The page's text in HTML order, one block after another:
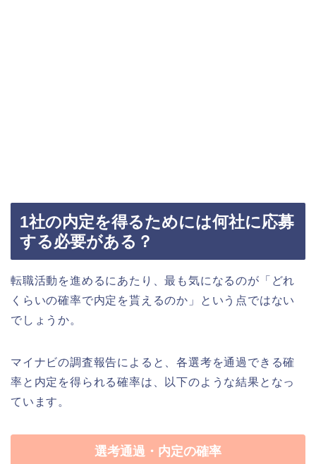
1社の内定を得るためには何社に応募
する必要がある？
転職活動を進めるにあたり、最も気になるのが「どれ
くらいの確率で内定を貰えるのか」という点ではない
でしょうか。
マイナビの調査報告によると、各選考を通過できる確
率と内定を得られる確率は、以下のような結果となっ
ています。
選考通過・内定の確率